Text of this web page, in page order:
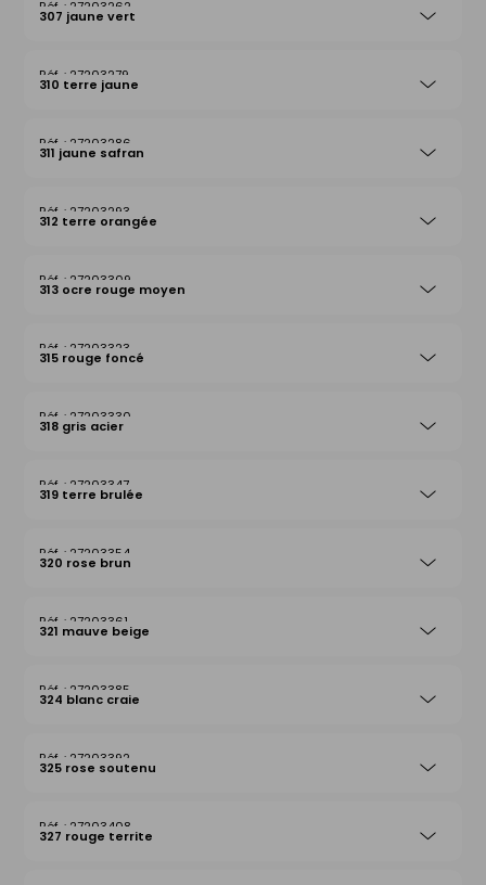
27203262
307 jaune vert
27203279
310 terre jaune
27203286
311 jaune safran
27203293
312 terre orangée
27203309
313 ocre rouge moyen
27203323
315 rouge foncé
27203330
318 gris acier
27203347
319 terre brulée
27203354
320 rose brun
27203361
321 mauve beige
27203385
324 blanc craie
27203392
325 rose soutenu
27203408
327 rouge territe